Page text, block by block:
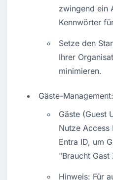
zwingend ein
Kennwörter
Setze den
Ihrer
minimieren.
Gäste-Management:
Gäste (Guest
Nutze
Entra ID, um
"Braucht
Hinweis: Für